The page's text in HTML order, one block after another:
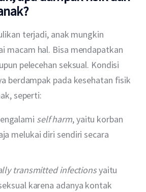
terjadi, anak mungkin
macam hal. Bisa mendapatkan
pelecehan seksual. Kondisi
berdampak pada kesehatan fisik
seperti:
self harm, yaitu korban
melukai diri sendiri secara
transmitted infectionsyaitu
karena adanya kontak